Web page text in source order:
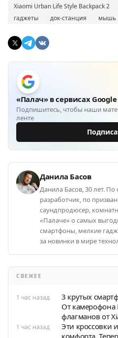
Xiaomi Urban Life Style Backpack 2
гаджеты
док-станция мышь
«Палач» в сервисах Google
Подпишитесь, чтобы наши
ленте
Данила Басов
Данила Басов, 30 лет.
разработчик, по
саундпродюсер,
«Палаче» о самых
смартфоны, мелкие
за новинки в мире
СВЕЖЕЕ
1 час назад
3 крутых
От камерофона
флагманов от
1 час назад
Эти кроссовки